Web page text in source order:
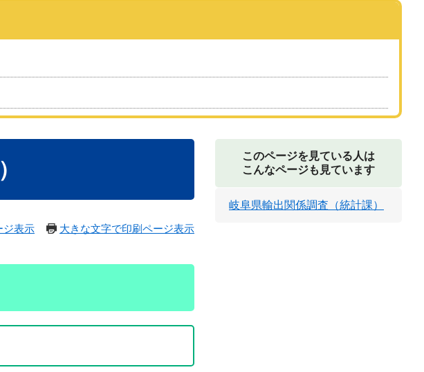
ジ表示 大きな文字で印刷ページ表示
このページを見ている人は
こんなページも見ています
岐阜県輸出関係調査（統計課）